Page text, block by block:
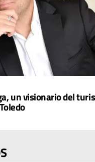
un visionario del